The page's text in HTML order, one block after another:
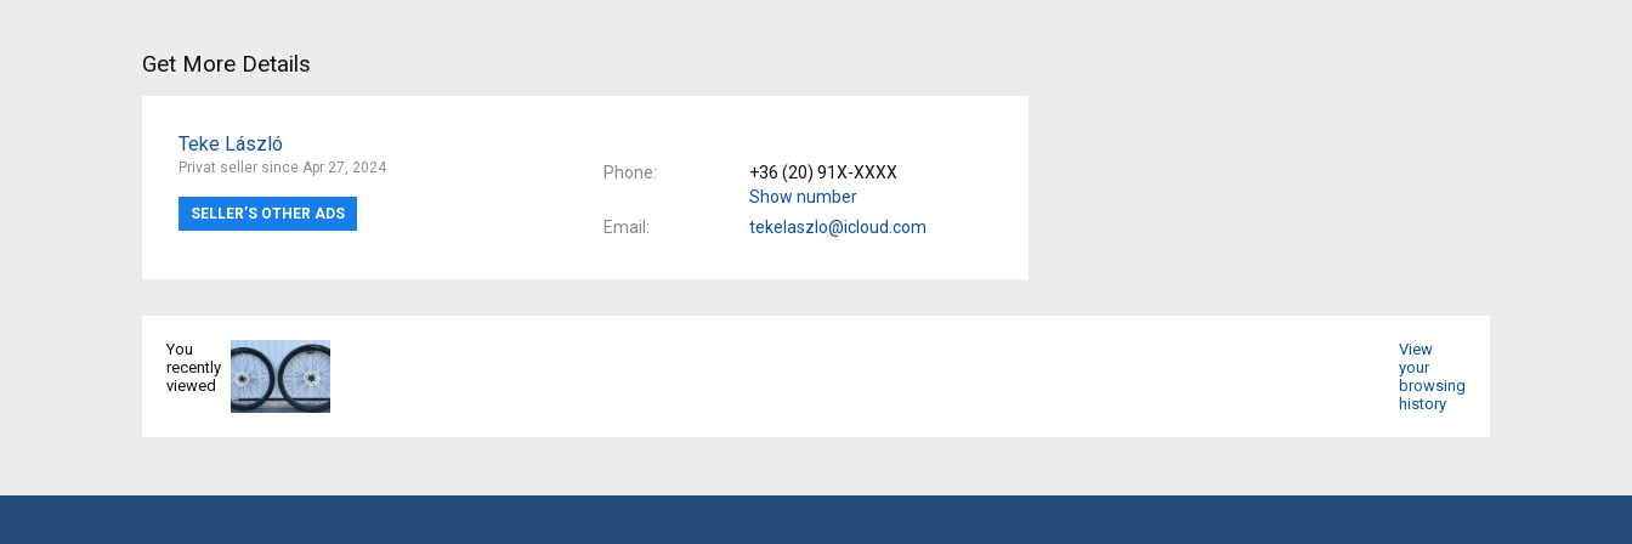
Get More Details
Teke László
Privat seller since Apr 27, 2024
SELLER’S OTHER ADS
Phone
+36 (20) 91X-XXXX
Show number
Email
tekelaszlo@icloud.com
You
recently
viewed
View
your
browsing
history